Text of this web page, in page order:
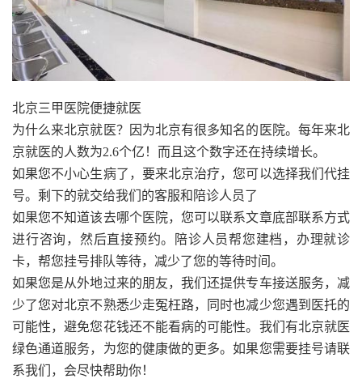
北京三甲医院便捷就医
为什么来北京就医？因为北京有很多知名的医院。每年来北
京就医的人数为2.6个亿！而且这个数字还在持续增长。
如果您不小心生病了，要来北京治疗，您可以选择我们代挂
号。剩下的就交给我们的客服和陪诊人员了
如果您不知道该去哪个医院，您可以联系文章底部联系方式
进行咨询，然后直接预约。陪诊人员帮您建档，办理就诊
卡，帮您挂号排队等待，减少了您的等待时间。
如果您是从外地过来的朋友，我们还提供专车接送服务，减
少了您对北京不熟悉少走冤枉路，同时也减少您遇到医托的
可能性，避免您花钱还不能看病的可能性。我们有北京就医
绿色通道服务，为您的健康做的更多。如果您需要挂号请联
系我们，会尽快帮助你！